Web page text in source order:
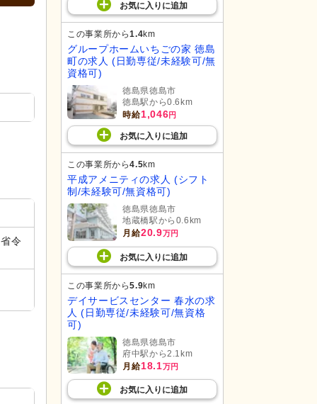
令
お気に入り に追加
この事業所から1.4km
グループホームいちごの家 徳島
町の求人 (日勤専従/未経験可/無
資格可)
徳島県徳島市
徳島駅から0.6km
時給1,046円
お気に入り に追加
この事業所から4.5km
平成アメニティの求人 (シフト
制/未経験可/無資格可)
徳島県徳島市
地蔵橋駅から0.6km
月給20.9万円
お気に入り に追加
この事業所から5.9km
デイサービスセンター 春水の求
人 (日勤専従/未経験可/無資格
可)
徳島県徳島市
府中駅から2.1km
月給18.1万円
お気に入り に追加